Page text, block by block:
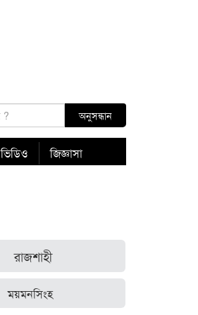
ভিডিও জিজ্ঞাসা
রাজশাহী
ময়মনসিংহ